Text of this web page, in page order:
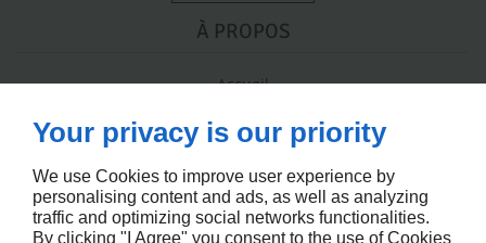
À PROPOS
Accueil
Mentions légales
SUIVEZ-NOUS
Your privacy is our priority
We use Cookies to improve user experience by
personalising content and ads, as well as analyzing
traffic and optimizing social networks functionalities.
By clicking "I Agree" you consent to the use of Cookies